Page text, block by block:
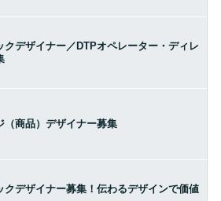
クデザイナー／DTPオペレーター・ディレ
（商品）デザイナー募集
クデザイナー募集！伝わるデザインで価値